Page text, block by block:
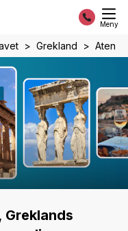
Meny
Grekland Aten
Greklands